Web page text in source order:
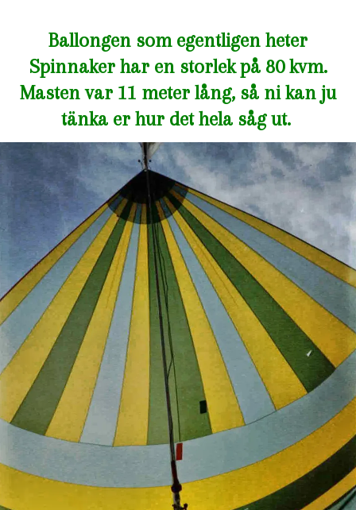
Ballongen som egentligen heter
Spinnaker har en storlek på 80 kvm.
Masten var 11 meter lång, så ni kan ju
tänka er hur det hela såg ut.